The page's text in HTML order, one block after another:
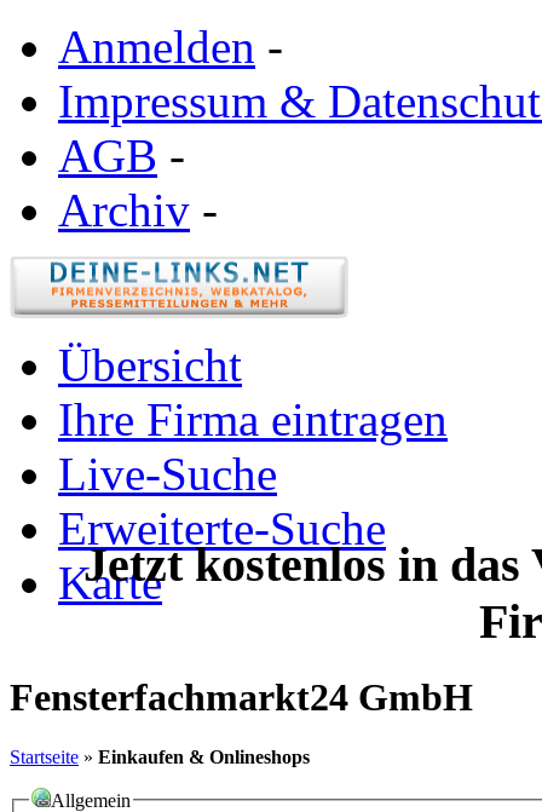
Anmelden -
Impressum &
AGB -
Archiv -
Übersicht
Ihre Firma eintragen
Live-Suche
Erweiterte-Suche
Karte
Jetzt kostenlos in
Fensterfachmarkt24 GmbH
Startseite » Einkaufen & Onlineshops
Allgemein